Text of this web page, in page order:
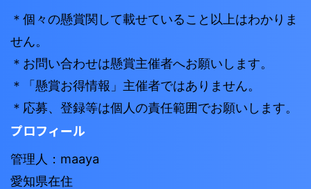
＊個々の懸賞関して載せていること以上はわかりま
せん。
＊お問い合わせは懸賞主催者へお願いします。
＊「懸賞お得情報」主催者ではありません。
＊応募、登録等は個人の責任範囲でお願いします。
プロフィール
管理人：maaya
愛知県在住